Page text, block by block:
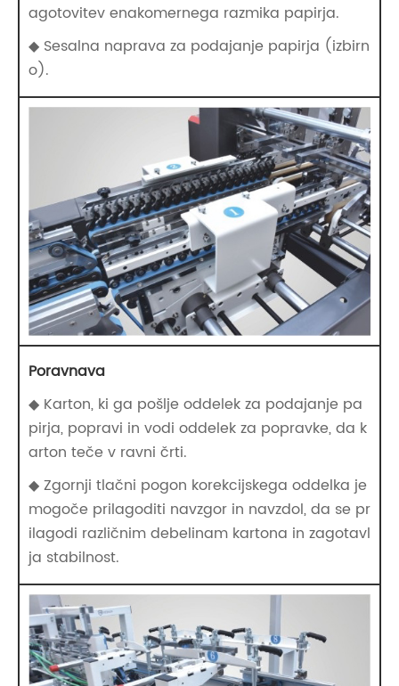
agotovitev enakomernega razmika papirja.
◆ Sesalna naprava za podajanje papirja (izbirn
o).
Poravnava
◆ Karton, ki ga pošlje oddelek za podajanje pa
pirja, popravi in ​​vodi oddelek za popravke, da k
arton teče v ravni črti.
◆ Zgornji tlačni pogon korekcijskega oddelka je
mogoče prilagoditi navzgor in navzdol, da se pr
ilagodi različnim debelinam kartona in zagotavl
ja stabilnost.